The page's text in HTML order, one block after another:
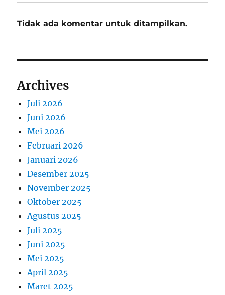
Tidak ada komentar untuk ditampilkan.
Archives
Juli 2026
Juni 2026
Mei 2026
Februari 2026
Januari 2026
Desember 2025
November 2025
Oktober 2025
Agustus 2025
Juli 2025
Juni 2025
Mei 2025
April 2025
Maret 2025